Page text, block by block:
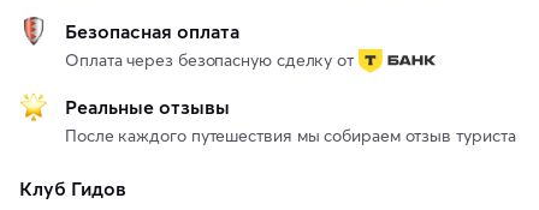
Безопасная оплата
Оплата через безопасную сделку от
Реальные отзывы
После каждого путешествия мы собираем отзыв туриста
Клуб Гидов